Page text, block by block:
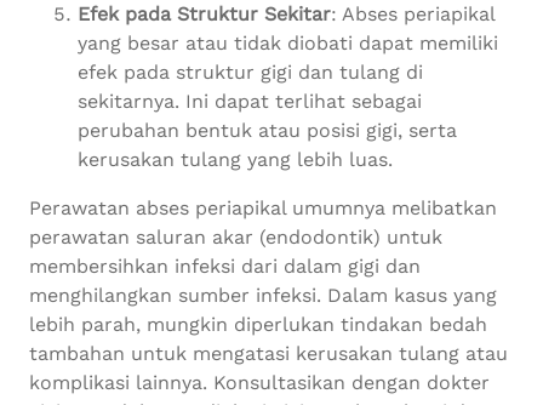
Efek pada Struktur Sekitar: Abses periapikal
yang besar atau tidak diobati dapat memiliki
efek pada struktur gigi dan tulang di
sekitarnya. Ini dapat terlihat sebagai
perubahan bentuk atau posisi gigi, serta
kerusakan tulang yang lebih luas.
Perawatan abses periapikal umumnya melibatkan
perawatan saluran akar (endodontik) untuk
membersihkan infeksi dari dalam gigi dan
menghilangkan sumber infeksi. Dalam kasus yang
lebih parah, mungkin diperlukan tindakan bedah
tambahan untuk mengatasi kerusakan tulang atau
komplikasi lainnya. Konsultasikan dengan dokter